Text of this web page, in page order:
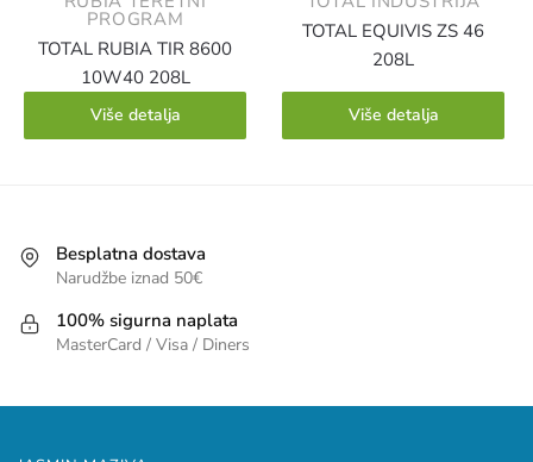
PROGRAM
TOTAL RUBIA TIR 8600
10W40 208L
Više detalja
TOTAL EQUIVIS ZS 46
208L
Više detalja
Besplatna dostava
Narudžbe iznad 50€
100% sigurna naplata
MasterCard / Visa / Diners